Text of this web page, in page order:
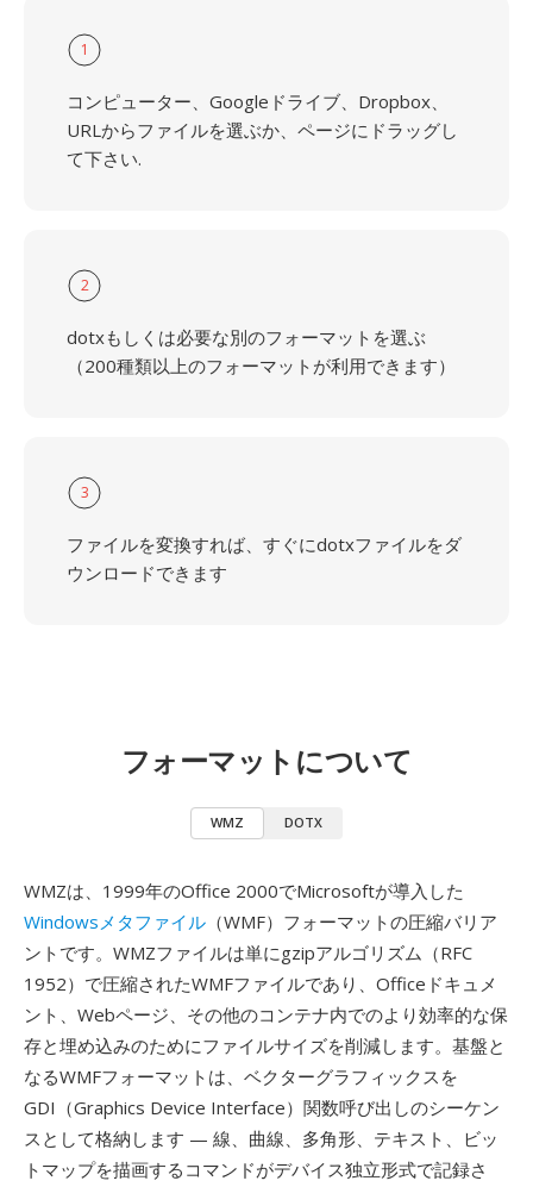
1
コンピューター、Googleドライブ、Dropbox、
URLからファイルを選ぶか、ページにドラッグし
て下さい.
2
dotxもしくは必要な別のフォーマットを選ぶ
（200種類以上のフォーマットが利用できます）
3
ファイルを変換すれば、すぐにdotxファイルをダ
ウンロードできます
フォーマットについて
WMZ DOTX
WMZは、1999年のOffice 2000でMicrosoftが導入した
Windowsメタファイル （WMF）フォーマットの圧縮バリア
ントです。WMZファイルは単にgzipアルゴリズム（RFC
1952）で圧縮されたWMFファイルであり、Officeドキュメ
ント、Webページ、その他のコンテナ内でのより効率的な保
存と埋め込みのためにファイルサイズを削減します。基盤と
なるWMFフォーマットは、ベクターグラフィックスを
GDI（Graphics Device Interface）関数呼び出しのシーケン
スとして格納します — 線、曲線、多角形、テキスト、ビッ
トマップを描画するコマンドがデバイス独立形式で記録さ